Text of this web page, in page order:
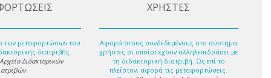
των μεταφορτώσων του
διατριβής.
Διδακτορικών
.
ΧΡΗΣΤΕΣ
Αφορά στους συνδεδεμένους στο σύστημα
χρήστες οι οποίοι έχουν αλληλεπιδράσει με
τη διδακτορική διατριβή. Ως επί το
πλείστον, αφορά τις μεταφορτώσεις.